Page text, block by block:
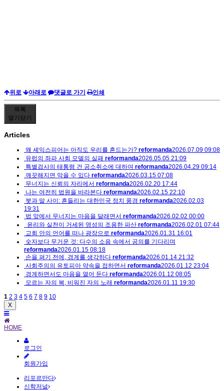
위로 아래로 댓글로 가기 인쇄
목록
열기 닫기
Articles
왜 셰익스피어는 아직도 우리를 흔드는가? reformanda2026.07.09 09:08
유럽의 좌파 사회 모델의 실패 reformanda2026.05.05 21:09
특별검사의 태통령 건 공소취소에 대하여 reformanda2026.04.29 09:14
깨끗해지면 막을 수 있다 reformanda2026.03.15 07:08
무너지는 신뢰의 자리에서 reformanda2026.02.20 17:44
나는 여전히 법원을 바라본다 reformanda2026.02.15 22:10
붓과 말 사이: 흔들리는 대한민국 정치 풍경 reformanda2026.02.03
19:31
법 앞에서 무너지는 마음을 달래면서 reformanda2026.02.02 00:00
​​​​​​​ 윤리와 실천이 거세된 영성의 조용한 파산 reformanda2026.02.01 07:44
교회 안의 언어를 떠나 광장으로 reformanda2026.01.31 16:01
숫자보다 무거운 것: 다수의 소음 속에서 공의를 기다리며
reformanda2026.01.15 08:18
손을 펴기 전에, 경계를 생각하다 reformanda2026.01.14 21:32
사회주의의 유토피아 약속을 접하면서 reformanda2026.01.12 23:04
경계하면서도 마음을 열어 둔다 reformanda2026.01.12 08:05
모르는 자의 복, 비워진 자의 노래 reformanda2026.01.11 19:30
1 2 3 4 5 6 7 8 9 10
X
HOME
로그인
회원가입
리포르만다
신학저널